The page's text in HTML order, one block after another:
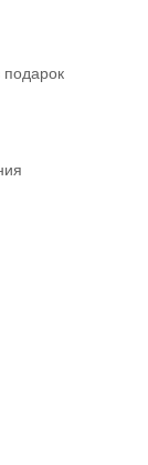
подарок